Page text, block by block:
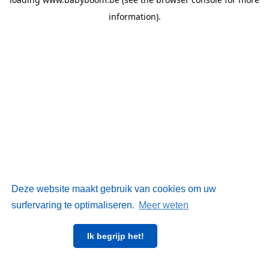
Deze website maakt gebruik van cookies om uw
surfervaring te optimaliseren. Meer weten
Ik begrijp het!
information).